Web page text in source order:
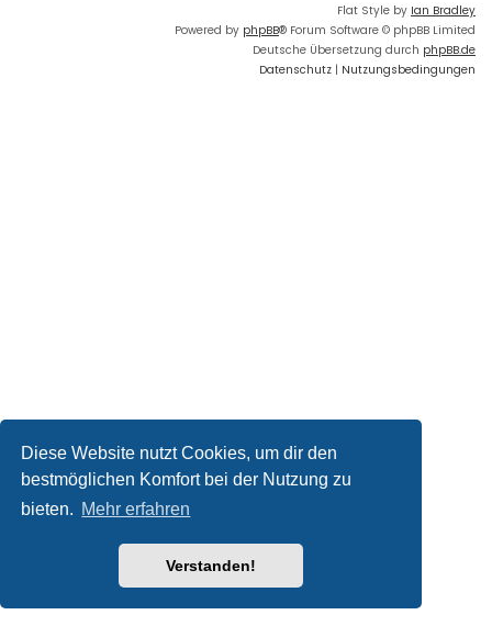
Diese Website nutzt Cookies, um dir den
bestmöglichen Komfort bei der Nutzung zu
bieten. Mehr erfahren
Verstanden!
Flat Style by Ian Bradley
Powered by phpBB® Forum Software © phpBB Limited
Deutsche Übersetzung durch phpBB.de
Datenschutz | Nutzungsbedingungen